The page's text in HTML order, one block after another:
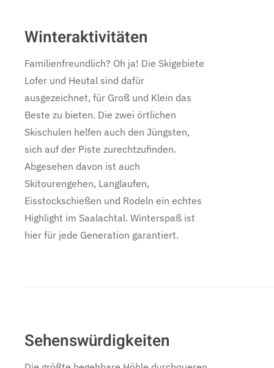
Winteraktivitäten
Familienfreundlich? Oh ja! Die Skigebiete
Lofer und Heutal sind dafür
ausgezeichnet, für Groß und Klein das
Beste zu bieten. Die zwei örtlichen
Skischulen helfen auch den Jüngsten,
sich auf der Piste zurechtzufinden.
Abgesehen davon ist auch
Skitourengehen, Langlaufen,
Eisstockschießen und Rodeln ein echtes
Highlight im Saalachtal. Winterspaß ist
hier für jede Generation garantiert.
Sehenswürdigkeiten